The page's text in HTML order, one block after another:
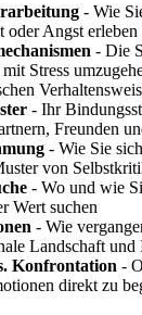
- Wie
oder Angst erleben
- Die
Stress
- Ihr
Freunden
- Wie Sie
von
- Wo und wie
Wert suchen
- Wie
Landschaft und
Konfrontation -
direkt zu